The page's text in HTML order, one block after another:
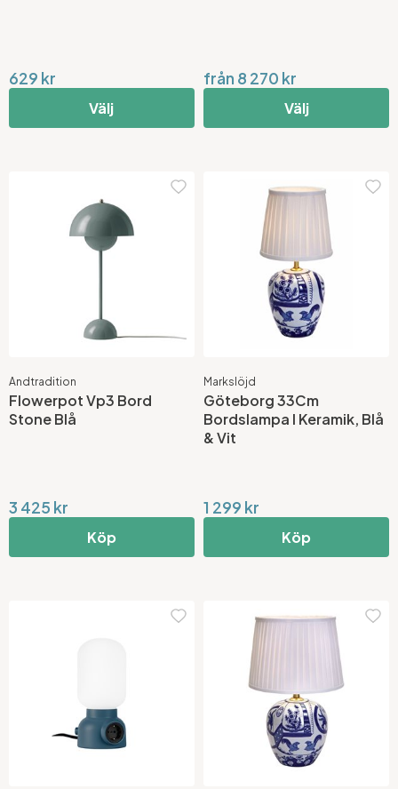
629 kr
Välj
från 8 270 kr
Välj
Andtradition
Flowerpot Vp3 Bord
Stone Blå
3 425 kr
Köp
Markslöjd
Göteborg 33Cm
Bordslampa I Keramik, Blå
& Vit
1 299 kr
Köp